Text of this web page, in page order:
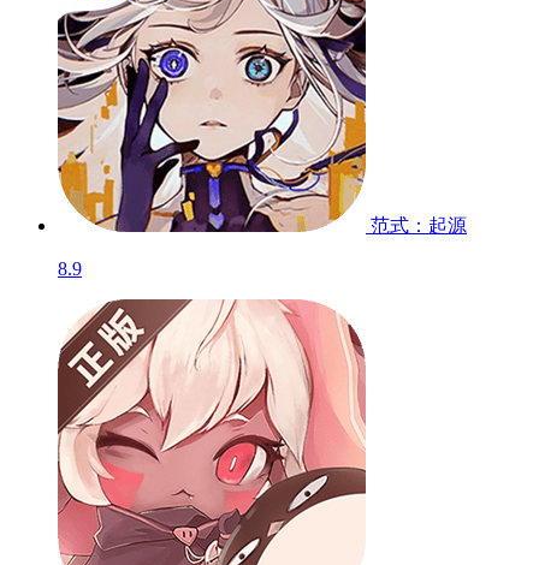
范式：起源
8.9